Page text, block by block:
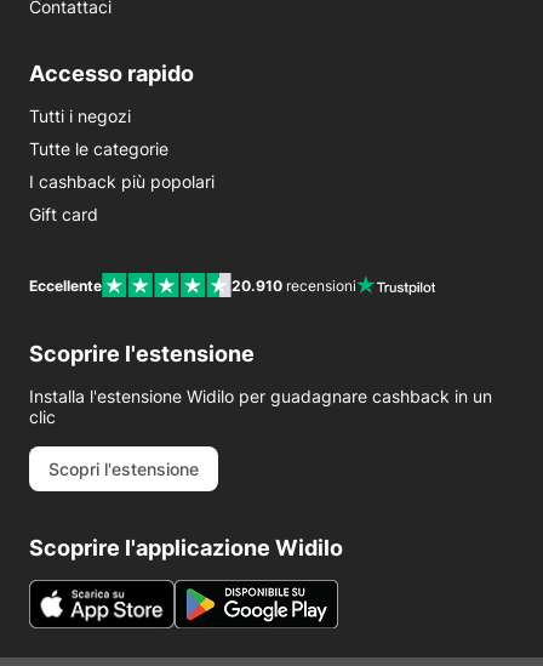
Contattaci
Accesso rapido
Tutti i negozi
Tutte le categorie
I cashback più popolari
Gift card
Eccellente 20.910 recensioni
Scoprire l'estensione
Installa l'estensione Widilo per guadagnare cashback in un
clic
Scopri l'estensione
Scoprire l'applicazione Widilo